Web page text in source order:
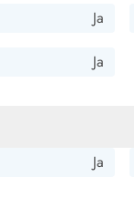
Ja
Ja
Ja